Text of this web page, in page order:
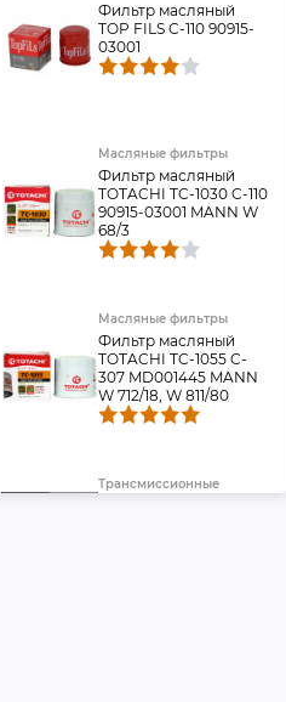
Фильтр масляный
TOP FILS C-110 90915-
03001
Масляные фильтры
Фильтр масляный
TOTACHI TC-1030 C-110
90915-03001 MANN W
68/3
Масляные фильтры
Фильтр масляный
TOTACHI TC-1055 C-
307 MD001445 MANN
W 712/18, W 811/80
Трансмиссионные
фильтры